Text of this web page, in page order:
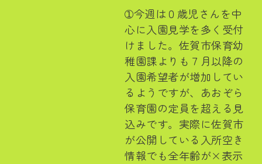
➀今週は０歳児さんを中
心に入園見学を多く受付
けました。佐賀市保育幼
稚園課よりも７月以降の
入園希望者が増加してい
るようですが、あおぞら
保育園の定員を超える見
込みです。実際に佐賀市
が公開している入所空き
情報でも全年齢が×表示